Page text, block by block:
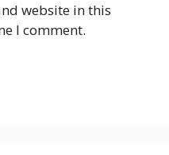
website in this
I comment.